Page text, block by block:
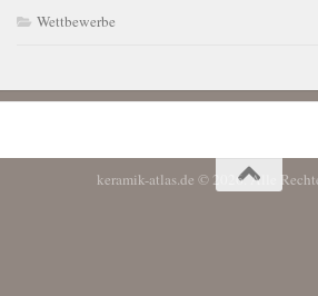
Wettbewerbe
keramik-atlas.de © 2026. Alle